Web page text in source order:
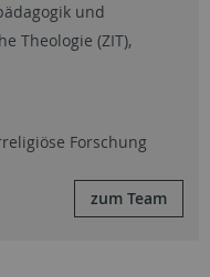
und
Theologie (ZIT),
Forschung
zum Team